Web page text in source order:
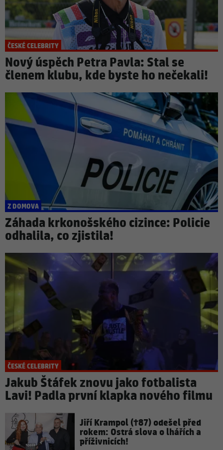
ČESKÉ CELEBRITY
Nový úspěch Petra Pavla: Stal se
členem klubu, kde byste ho nečekali!
Z DOMOVA
Záhada krkonošského cizince: Policie
odhalila, co zjistila!
ČESKÉ CELEBRITY
Jakub Štáfek znovu jako fotbalista
Lavi! Padla první klapka nového filmu
Jiří Krampol (†87) odešel před
rokem: Ostrá slova o lhářích a
příživnicích!